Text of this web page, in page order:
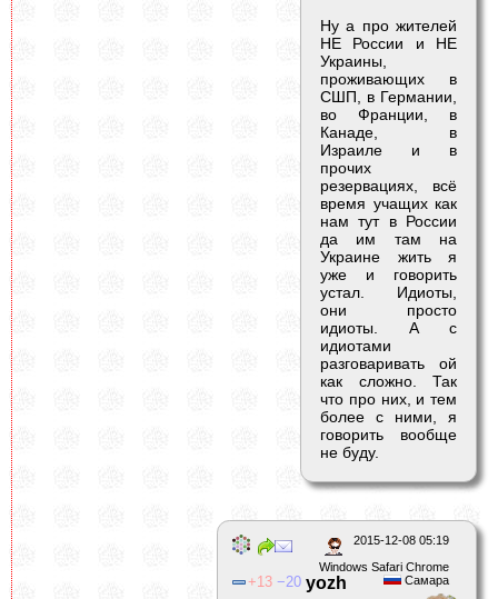
Ну а про жителей
НЕ России и НЕ
Украины,
проживающих в
СШП, в Германии,
во Франции, в
Канаде, в
Израиле и в
прочих
резервациях, всё
время учащих как
нам тут в России
да им там на
Украине жить я
уже и говорить
устал. Идиоты,
они просто
идиоты. А с
идиотами
разговаривать ой
как сложно. Так
что про них, и тем
более с ними, я
говорить вообще
не буду.
2015-12-08 05:19
Windows Safari Chrome
Самара
13 20 yozh